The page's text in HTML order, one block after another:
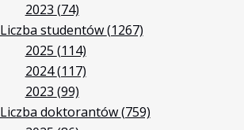
2023 (74)
Liczba studentów(1267)
2025 (114)
2024(117)
2023 (99)
Liczba doktorantów(759)